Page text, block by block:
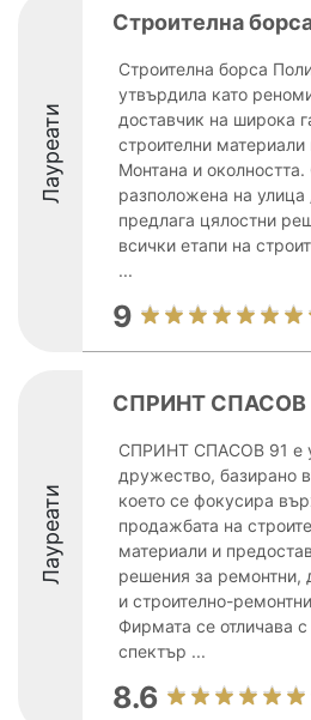
Лауреати
Строителна
Строителна борса
утвърдила като
доставчик на широка
строителни материали
Монтана и
разположена на улица
предлага цялостни
всички етапи на
...
9
Лауреати
СПРИНТ СПАСОВ
СПРИНТ СПАСОВ 91 е
дружество, базирано
което се фокусира
продажбата на
материали и
решения за ремонтни,
и строително-
Фирмата се отличава
спектър ...
8.6